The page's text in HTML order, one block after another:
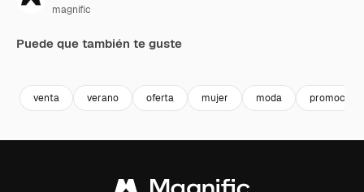
magnific
Puede que también te guste
venta verano oferta mujer moda promoción